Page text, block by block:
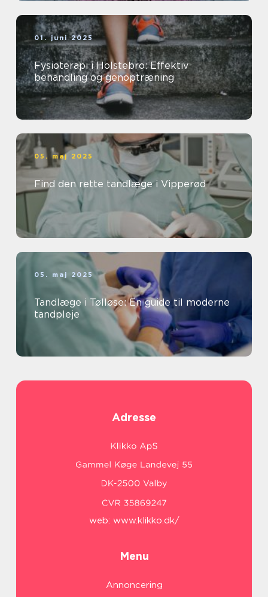
01. juni 2025
Fysioterapi i Holstebro: Effektiv
behandling og genoptræning
05. maj 2025
Find den rette tandlæge i Vipperød
05. maj 2025
Tandlæge i Tølløse: En guide til moderne
tandpleje
Adresse
web: www.klikko.dk/
Menu
Annoncering